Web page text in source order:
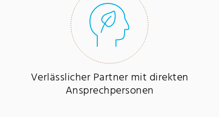
Verlässlicher Partner mit direkten
Ansprechpersonen